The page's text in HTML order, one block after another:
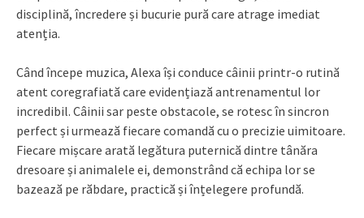
disciplină, încredere și bucurie pură care atrage imediat
atenția.
Când începe muzica, Alexa își conduce câinii printr-o rutină
atent coregrafiată care evidențiază antrenamentul lor
incredibil. Câinii sar peste obstacole, se rotesc în sincron
perfect și urmează fiecare comandă cu o precizie uimitoare.
Fiecare mișcare arată legătura puternică dintre tânăra
dresoare și animalele ei, demonstrând că echipa lor se
bazează pe răbdare, practică și înțelegere profundă.